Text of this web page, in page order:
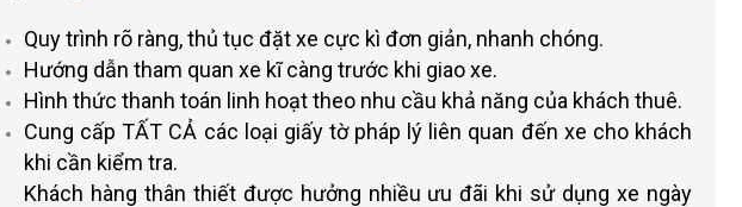
Quy trình rõ ràng, thủ tục đặt xe cực kì đơn giản, nhanh chóng.
Hướng dẫn tham quan xe kĩ càng trước khi giao xe.
Hình thức thanh toán linh hoạt theo nhu cầu khả năng của khách thuê.
Cung cấp TẤT CẢ các loại giấy tờ pháp lý liên quan đến xe cho khách
khi cần kiểm tra.
Khách hàng thân thiết được hưởng nhiều ưu đãi khi sử dụng xe ngày